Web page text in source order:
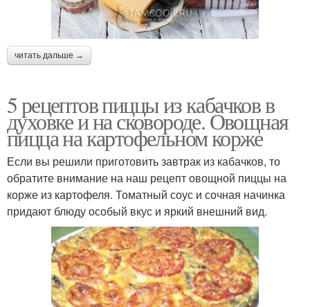
читать дальше →
5 рецептов пиццы из кабачков в
духовке и на сковороде. Овощная
пицца на картофельном корже
Если вы решили приготовить завтрак из кабачков, то
обратите внимание на наш рецепт овощной пиццы на
корже из картофеля. Томатный соус и сочная начинка
придают блюду особый вкус и яркий внешний вид.